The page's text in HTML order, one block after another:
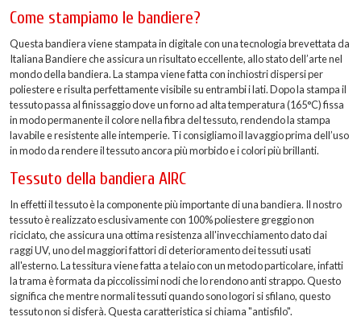
Come stampiamo le bandiere?
Questa bandiera viene stampata in digitale con una tecnologia brevettata da
Italiana Bandiere che assicura un risultato eccellente, allo stato dell’arte nel
mondo della bandiera. La stampa viene fatta con inchiostri dispersi per
poliestere e risulta perfettamente visibile su entrambi i lati. Dopo la stampa il
tessuto passa al finissaggio dove un forno ad alta temperatura (165°C) fissa
in modo permanente il colore nella fibra del tessuto, rendendo la stampa
lavabile e resistente alle intemperie. Ti consigliamo il lavaggio prima dell’uso
in modo da rendere il tessuto ancora più morbido e i colori più brillanti.
Tessuto della bandiera AIRC
In effetti il tessuto è la componente più importante di una bandiera. Il nostro
tessuto è realizzato esclusivamente con 100% poliestere greggio non
riciclato, che assicura una ottima resistenza all'invecchiamento dato dai
raggi UV, uno del maggiori fattori di deterioramento dei tessuti usati
all'esterno. La tessitura viene fatta a telaio con un metodo particolare, infatti
la trama è formata da piccolissimi nodi che lo rendono anti strappo. Questo
significa che mentre normali tessuti quando sono logori si sfilano, questo
tessuto non si disferà. Questa caratteristica si chiama "antisfilo".